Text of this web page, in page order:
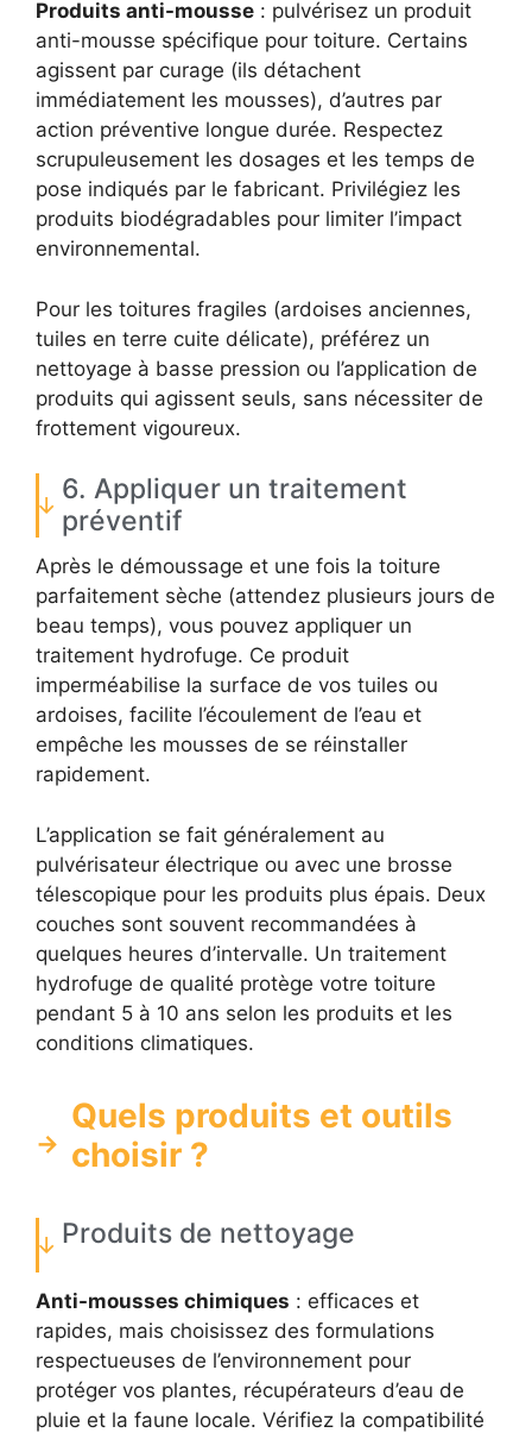
Produits anti-mousse : pulvérisez un produit
anti-mousse spécifique pour toiture. Certains
agissent par curage (ils détachent
immédiatement les mousses), d’autres par
action préventive longue durée. Respectez
scrupuleusement les dosages et les temps de
pose indiqués par le fabricant. Privilégiez les
produits biodégradables pour limiter l’impact
environnemental.
Pour les toitures fragiles (ardoises anciennes,
tuiles en terre cuite délicate), préférez un
nettoyage à basse pression ou l’application de
produits qui agissent seuls, sans nécessiter de
frottement vigoureux.
6. Appliquer un traitement
préventif
Après le démoussage et une fois la toiture
parfaitement sèche (attendez plusieurs jours de
beau temps), vous pouvez appliquer un
traitement hydrofuge. Ce produit
imperméabilise la surface de vos tuiles ou
ardoises, facilite l’écoulement de l’eau et
empêche les mousses de se réinstaller
rapidement.
L’application se fait généralement au
pulvérisateur électrique ou avec une brosse
télescopique pour les produits plus épais. Deux
couches sont souvent recommandées à
quelques heures d’intervalle. Un traitement
hydrofuge de qualité protège votre toiture
pendant 5 à 10 ans selon les produits et les
conditions climatiques.
Quels produits et outils
choisir ?
Produits de nettoyage
Anti-mousses chimiques : efficaces et
rapides, mais choisissez des formulations
respectueuses de l’environnement pour
protéger vos plantes, récupérateurs d’eau de
pluie et la faune locale. Vérifiez la compatibilité